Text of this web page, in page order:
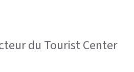
du Tourist Center